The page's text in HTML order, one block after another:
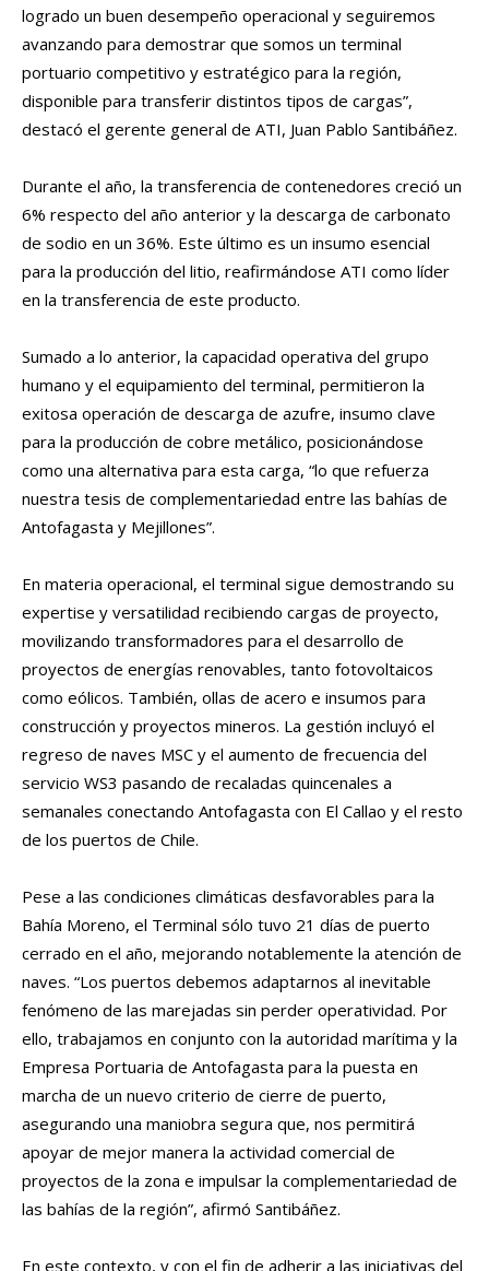
logrado un buen desempeño operacional y seguiremos
avanzando para demostrar que somos un terminal
portuario competitivo y estratégico para la región,
disponible para transferir distintos tipos de cargas”,
destacó el gerente general de ATI, Juan Pablo Santibáñez.
Durante el año, la transferencia de contenedores creció un
6% respecto del año anterior y la descarga de carbonato
de sodio en un 36%. Este último es un insumo esencial
para la producción del litio, reafirmándose ATI como líder
en la transferencia de este producto.
Sumado a lo anterior, la capacidad operativa del grupo
humano y el equipamiento del terminal, permitieron la
exitosa operación de descarga de azufre, insumo clave
para la producción de cobre metálico, posicionándose
como una alternativa para esta carga, “lo que refuerza
nuestra tesis de complementariedad entre las bahías de
Antofagasta y Mejillones”.
En materia operacional, el terminal sigue demostrando su
expertise y versatilidad recibiendo cargas de proyecto,
movilizando transformadores para el desarrollo de
proyectos de energías renovables, tanto fotovoltaicos
como eólicos. También, ollas de acero e insumos para
construcción y proyectos mineros. La gestión incluyó el
regreso de naves MSC y el aumento de frecuencia del
servicio WS3 pasando de recaladas quincenales a
semanales conectando Antofagasta con El Callao y el resto
de los puertos de Chile.
Pese a las condiciones climáticas desfavorables para la
Bahía Moreno, el Terminal sólo tuvo 21 días de puerto
cerrado en el año, mejorando notablemente la atención de
naves. “Los puertos debemos adaptarnos al inevitable
fenómeno de las marejadas sin perder operatividad. Por
ello, trabajamos en conjunto con la autoridad marítima y la
Empresa Portuaria de Antofagasta para la puesta en
marcha de un nuevo criterio de cierre de puerto,
asegurando una maniobra segura que, nos permitirá
apoyar de mejor manera la actividad comercial de
proyectos de la zona e impulsar la complementariedad de
las bahías de la región”, afirmó Santibáñez.
En este contexto, y con el fin de adherir a las iniciativas del